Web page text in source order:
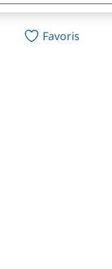
Favoris